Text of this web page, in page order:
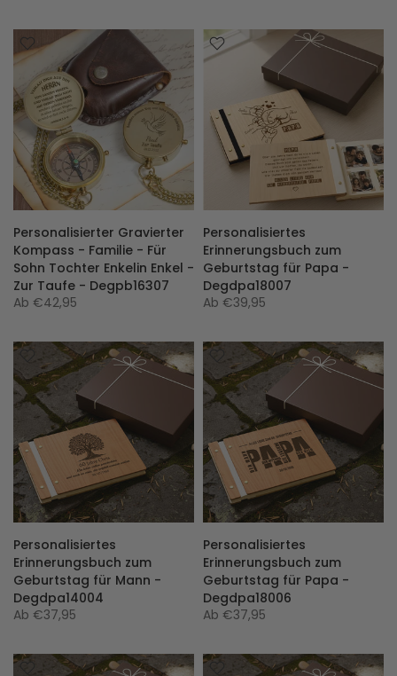
Personalisierter Gravierter
Kompass - Familie - Für
Sohn Tochter Enkelin Enkel -
Zur Taufe - Degpb16307
Ab €42,95
Personalisiertes
Erinnerungsbuch zum
Geburtstag für Papa -
Degdpa18007
Ab €39,95
Personalisiertes
Erinnerungsbuch zum
Geburtstag für Mann -
Degdpa14004
Ab €37,95
Personalisiertes
Erinnerungsbuch zum
Geburtstag für Papa -
Degdpa18006
Ab €37,95